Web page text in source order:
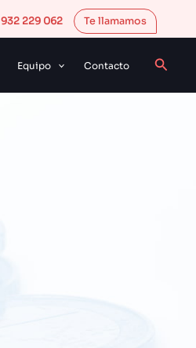
932 229 062 Te llamamos
Equipo Contacto